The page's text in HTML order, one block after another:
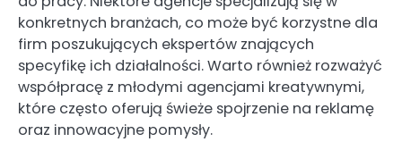
konkretnych branżach, co może być korzystne dla
firm poszukujących ekspertów znających
specyfikę ich działalności. Warto również rozważyć
współpracę z młodymi agencjami kreatywnymi,
które często oferują świeże spojrzenie na reklamę
oraz innowacyjne pomysły.